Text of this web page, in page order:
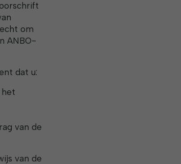
om
ANBO-
dat u:
het
van de
van de